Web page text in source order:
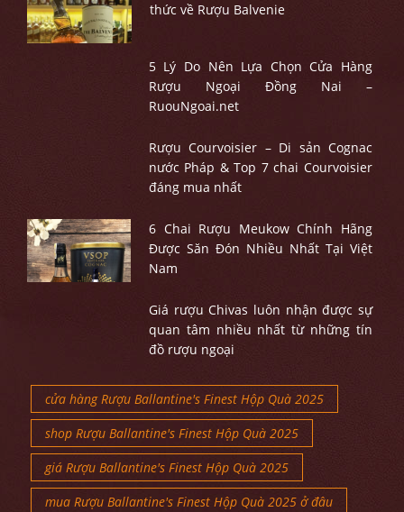
thức về Rượu Balvenie
5 Lý Do Nên Lựa Chọn Cửa Hàng
Rượu Ngoại Đồng Nai –
RuouNgoai.net
Rượu Courvoisier – Di sản Cognac
nước Pháp & Top 7 chai Courvoisier
đáng mua nhất
6 Chai Rượu Meukow Chính Hãng
Được Săn Đón Nhiều Nhất Tại Việt
Nam
Giá rượu Chivas luôn nhận được sự
quan tâm nhiều nhất từ những tín
đồ rượu ngoại
cửa hàng Rượu Ballantine's Finest Hộp Quà 2025
shop Rượu Ballantine's Finest Hộp Quà 2025
giá Rượu Ballantine's Finest Hộp Quà 2025
mua Rượu Ballantine's Finest Hộp Quà 2025 ở đâu